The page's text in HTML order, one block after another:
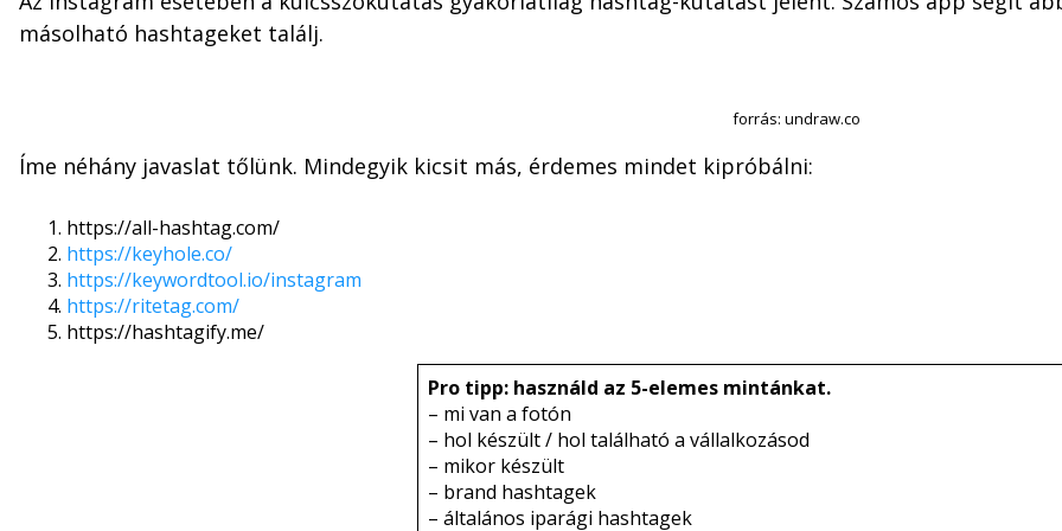
másolható hashtageket találj.
forrás: undraw.co
Íme néhány javaslat tőlünk. Mindegyik kicsit más, érdemes mindet kipróbálni:
https://all-hashtag.com/
https://keyhole.co/
https://keywordtool.io/instagram
https://ritetag.com/
https://hashtagify.me/
Pro tipp: használd az 5-elemes mintánkat.
– mi van a fotón
– hol készült / hol található a vállalkozásod
– mikor készült
– brand hashtagek
– általános iparági hashtagek